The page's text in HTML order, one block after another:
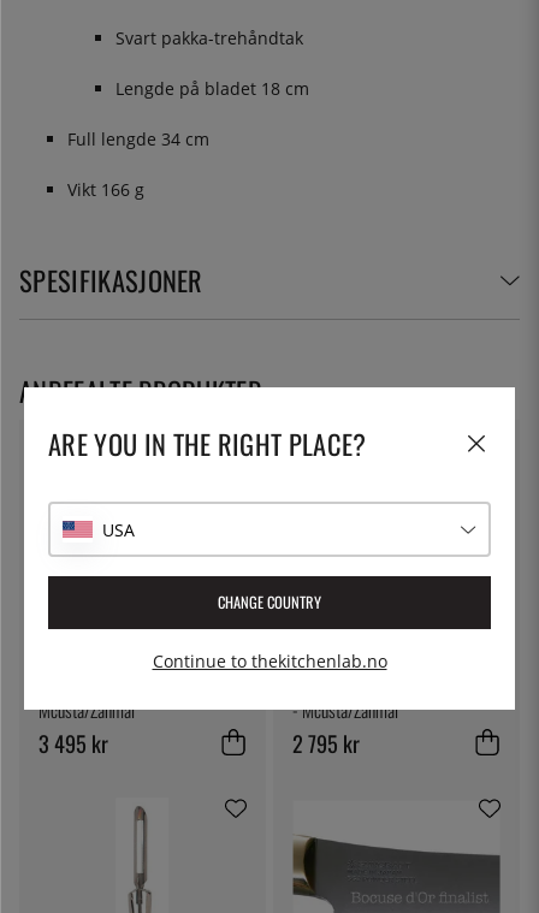
Svart pakka-trehåndtak
Lengde på bladet 18 cm
Full lengde 34 cm
Vikt 166 g
SPESIFIKASJONER
Mcusta/Zanmai
3 495 kr
MCUSTA/ZANMAI
- Mcusta/Zanmai
2 795 kr
ANBEFALTE PRODUKTER
ARE YOU IN THE RIGHT PLACE?
USA
CHANGE COUNTRY
Continue to thekitchenlab.no